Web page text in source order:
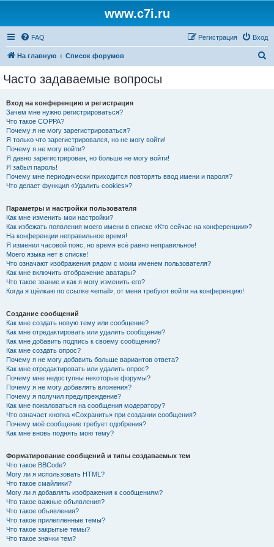
www.c7i.ru
FAQ Вход
Регистрация
На главную Список форумов
Часто задаваемые вопросы
Вход на конференцию и регистрация
Зачем мне нужно регистрироваться?
Что такое COPPA?
Почему я не могу зарегистрироваться?
Я только что зарегистрировался, но не могу войти!
Почему я не могу войти?
Я давно зарегистрирован, но больше не могу войти!
Я забыл пароль!
Почему мне периодически приходится повторять ввод имени и пароля?
Что делает функция «Удалить cookies»?
Параметры и настройки пользователя
Как мне изменить мои настройки?
Как избежать появления моего имени в списке «Кто сейчас на конференции»?
На конференции неправильное время!
Я изменил часовой пояс, но время всё равно неправильное!
Моего языка нет в списке!
Что означают изображения рядом с моим именем пользователя?
Как мне включить отображение аватары?
Что такое звание и как я могу изменить его?
Когда я щёлкаю по ссылке «email», от меня требуют войти на конференцию!
Создание сообщений
Как мне создать новую тему или сообщение?
Как мне отредактировать или удалить сообщение?
Как мне добавить подпись к своему сообщению?
Как мне создать опрос?
Почему я не могу добавить больше вариантов ответа?
Как мне отредактировать или удалить опрос?
Почему мне недоступны некоторые форумы?
Почему я не могу добавлять вложения?
Почему я получил предупреждение?
Как мне пожаловаться на сообщения модератору?
Что означает кнопка «Сохранить» при создании сообщения?
Почему моё сообщение требует одобрения?
Как мне вновь поднять мою тему?
Форматирование сообщений и типы создаваемых тем
Что такое BBCode?
Могу ли я использовать HTML?
Что такое смайлики?
Могу ли я добавлять изображения к сообщениям?
Что такое важные объявления?
Что такое объявления?
Что такое прилепленные темы?
Что такое закрытые темы?
Что такое значки тем?